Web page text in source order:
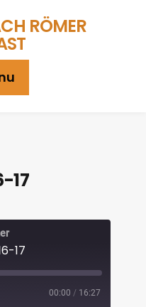
RÖMER
17
17
00:00 / 16:27